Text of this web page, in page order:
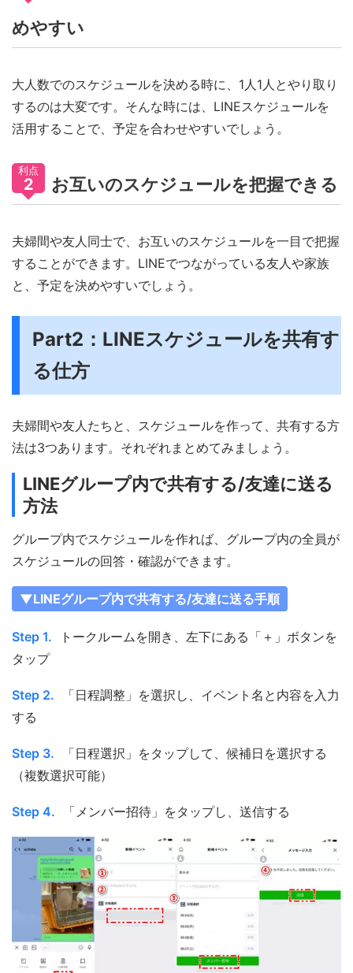
めやすい
大人数でのスケジュールを決める時に、1人1人とやり取り
するのは大変です。そんな時には、LINEスケジュールを
活用することで、予定を合わせやすいでしょう。
利点
2 お互いのスケジュールを把握できる
夫婦間や友人同士で、お互いのスケジュールを一目で把握
することができます。LINEでつながっている友人や家族
と、予定を決めやすいでしょう。
Part2：LINEスケジュールを共有す
る仕方
夫婦間や友人たちと、スケジュールを作って、共有する方
法は3つあります。それぞれまとめてみましょう。
LINEグループ内で共有する/友達に送る
方法
グループ内でスケジュールを作れば、グループ内の全員が
スケジュールの回答・確認ができます。
▼LINEグループ内で共有する/友達に送る手順
Step 1.
トークルームを開き、左下にある「＋」ボタンを
タップ
Step 2.
「日程調整」を選択し、イベント名と内容を入力
する
Step 3.
「日程選択」をタップして、候補日を選択する
（複数選択可能）
Step 4. 「メンバー招待」をタップし、送信する